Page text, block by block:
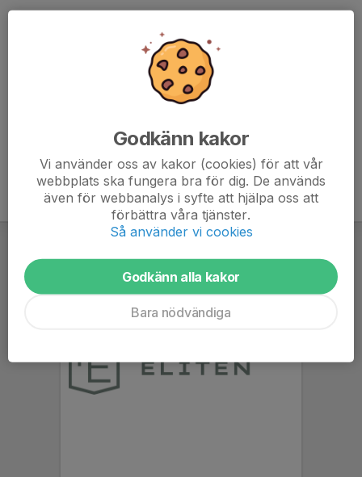
Godkänn kakor
Vi använder oss av kakor (cookies) för att vår
webbplats ska fungera bra för dig. De används
även för webbanalys i syfte att hjälpa oss att
förbättra våra tjänster.
Så använder vi cookies
Godkänn alla kakor
Bara nödvändiga